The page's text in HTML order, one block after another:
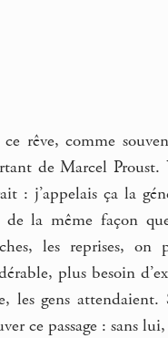
ce rêve, comme
de Marcel Proust.
: j’appelais ça la
de la même façon
les reprises,
plus besoin
les gens
ce passage : sans